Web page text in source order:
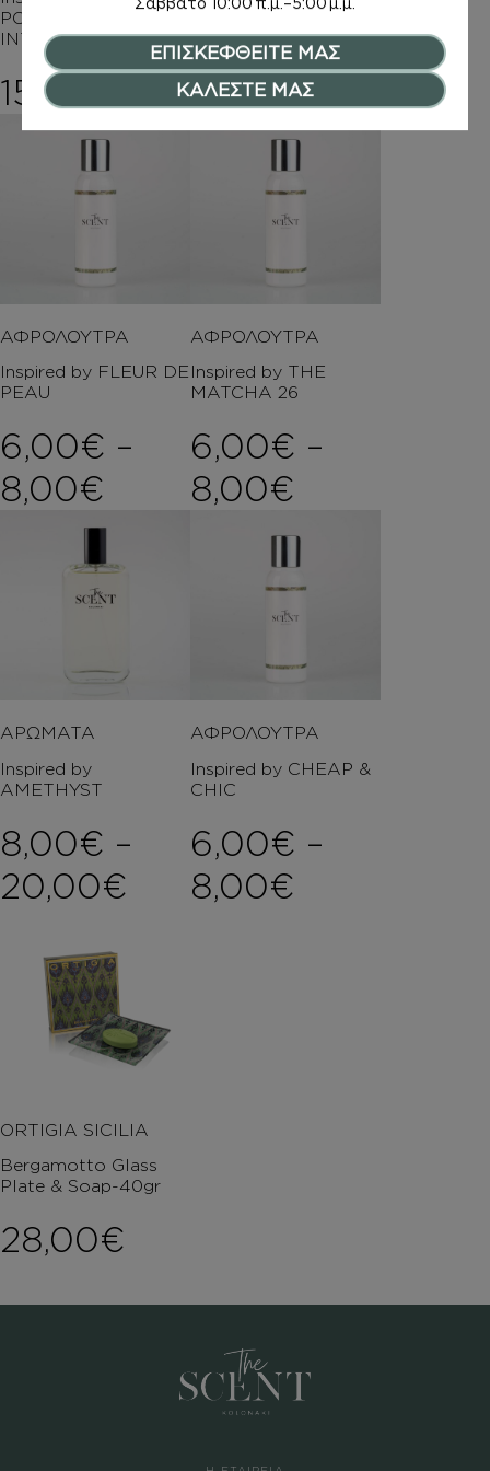
POPPY COLOGNE
INTENSE
15,00
Inspired by CODE
14,00€
ΑΦΡΟΛΟΥΤΡΑ
Inspired by FLEUR DE
PEAU
6,00€ –
8,00€ Price range: 6,00€
ΑΦΡΟΛΟΥΤΡΑ
Inspired by THE
MATCHA 26
6,00€ –
8,00€
ΑΡΩΜΑΤΑ
Inspired by
AMETHYST
8,00€ –
20,00€ Price range: 8,00€
ΑΦΡΟΛΟΥΤΡΑ
Inspired by CHEAP &
CHIC
6,00€ –
8,00€
ORTIGIA SICILIA
Bergamotto Glass
Plate & Soap-40gr
28,00€
Σάββατο 10:00 π.μ.–5:00 μ.μ.
ΕΠΙΣΚΕΦΘΕΙΤΕ ΜΑΣ
ΚΑΛΕΣΤΕ ΜΑΣ